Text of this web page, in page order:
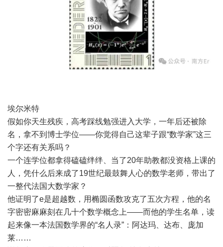
埃尔米特
假如你天生残疾，高考踩线勉强进入大学，一年后还被除
名，拿不到博士学位——你觉得自己这辈子跟“数学家”这三
个字还有关系吗？
一个连学位都拿得磕磕绊绊、当了20年助教都没资格上课的
人，凭什么后来成了19世纪最鼓舞人心的数学老师，带出了
一整代法国大数学家？
他证明了e是超越数，用椭圆函数攻克了五次方程，他的名
字密密麻麻刻在几十个数学概念上——而他的学生名单，读
起来像一本法国数学界的“名人录”：阿达玛、达布、庞加
莱……